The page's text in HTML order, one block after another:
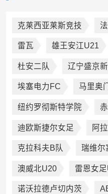
克莱西亚莱斯竞技
雷瓦 雄王安江U21
杜安二队 辽宁盛京
埃塞电力FC 马里奥
纽约罗彻斯特学院
迪欧斯捷尔女足 阿
克拉科夫B队 瑞维尔
澳威北U20 雷恩女
诺沃拉德卢切内茨